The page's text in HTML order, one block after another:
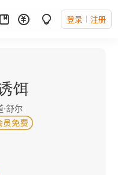
登录 注册
饵
·舒尔